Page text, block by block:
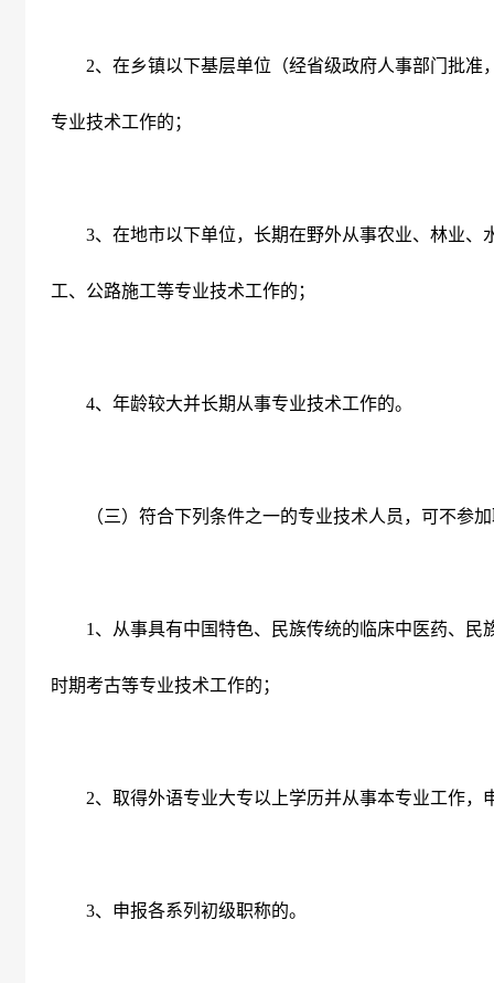
2、在乡镇以下基层单位（经省级政府人事部门批准
专业技术工作的；
3、在地市以下单位，长期在野外从事农业、林业、
工、公路施工等专业技术工作的；
4、年龄较大并长期从事专业技术工作的。
（三）符合下列条件之一的专业技术人员，可不参加
1 、从事具有中国特色、民族传统的临床中医药、民
时期考古等专业技术工作的；
2、取得外语专业大专以上学历并从事本专业工作，
3、申报各系列初级职称的。